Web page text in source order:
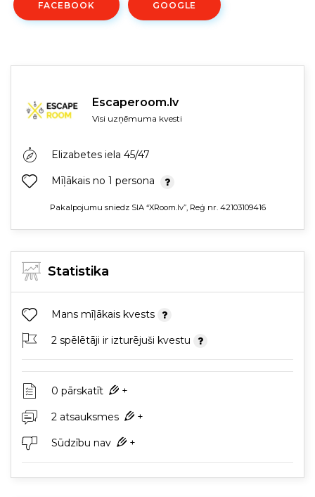
FACEBOOK GOOGLE
Escaperoom.lv
Visi uzņēmuma kvesti
Elizabetes iela 45/47
Mīļākais no 1 persona
Pakalpojumu sniedz SIA “XRoom.lv”, Reģ nr. 42103109416
Statistika
Mans mīļākais kvests
2 spēlētāji ir izturējuši kvestu
0 pārskatīt +
2 atsauksmes +
Sūdzību nav +